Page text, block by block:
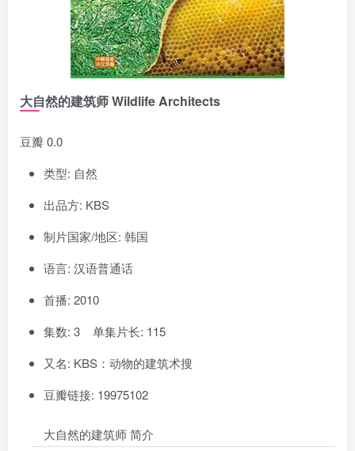
大自然的建筑师 Wildlife Architects
豆瓣 0.0
类型: 自然
出品方: KBS
制片国家/地区: 韩国
语言: 汉语普通话
首播: 2010
集数: 3 单集片长: 115
又名: KBS：动物的建筑术搜
豆瓣链接: 19975102
大自然的建筑师 简介